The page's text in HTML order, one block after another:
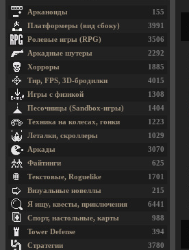
155
Арканоиды
3991
Платформеры (вид сбоку)
3506
Ролевые игры (RPG)
2292
Аркадные шутеры
1885
Хорроры
4015
Тир, FPS, 3D-бродилки
1308
Игры с физикой
1404
Песочницы (Sandbox-игры)
1223
Техника на колесах, гонки
1029
Леталки, скроллеры
3070
Аркады
625
Файтинги
1701
Текстовые, Roguelike
215
Визуальные новеллы
6441
Я ищу, квесты, приключения
988
Спорт, настольные, карты
394
Tower Defense
3780
Стратегии